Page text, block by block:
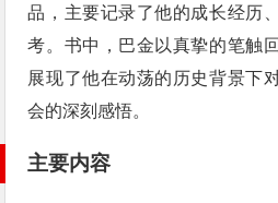
品，主要记录了他的成长经历
考。书中，巴金以真挚的笔触
展现了他在动荡的历史背景下
会的深刻感悟。
主要内容